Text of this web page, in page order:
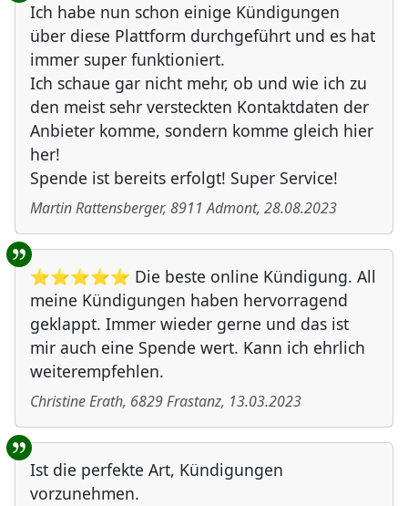
Ich habe nun schon einige Kündigungen
über diese Plattform durchgeführt und es hat
immer super funktioniert.
Ich schaue gar nicht mehr, ob und wie ich zu
den meist sehr versteckten Kontaktdaten der
Anbieter komme, sondern komme gleich hier
her!
Spende ist bereits erfolgt! Super Service!
Martin Rattensberger, 8911 Admont, 28.08.2023
⭐⭐⭐⭐⭐ Die beste online Kündigung. All
meine Kündigungen haben hervorragend
geklappt. Immer wieder gerne und das ist
mir auch eine Spende wert. Kann ich ehrlich
weiterempfehlen.
Christine Erath, 6829Frastanz, 13.03.2023
Ist die perfekte Art, Kündigungen
vorzunehmen.